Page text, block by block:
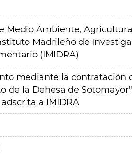
Medio Ambiente,
Madrileño de
(IMIDRA)
mediante la contratación
de la Dehesa de
a IMIDRA